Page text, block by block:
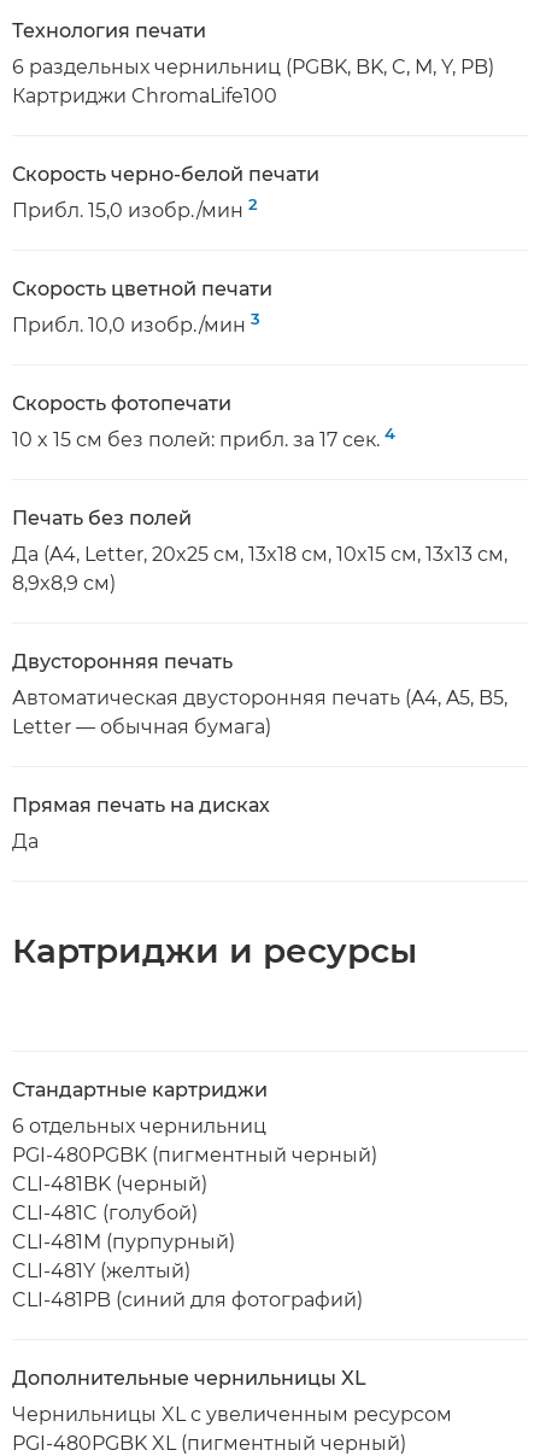
Технология печати
6 раздельных чернильниц (PGBK, BK, C, M, Y, PB)
Картриджи ChromaLife100
Скорость черно-белой печати
Прибл. 15,0 изобр./мин 2
Скорость цветной печати
Прибл. 10,0 изобр./мин 3
Скорость фотопечати
10 x 15 см без полей: прибл. за 17 сек. 4
Печать без полей
Да (A4, Letter, 20x25 см, 13x18 см, 10x15 см, 13x13 см,
8,9x8,9 см)
Двусторонняя печать
Автоматическая двусторонняя печать (A4, A5, B5,
Letter — обычная бумага)
Прямая печать на дисках
Да
Картриджи и ресурсы
Стандартные картриджи
6 отдельных чернильниц
PGI-480PGBK (пигментный черный)
CLI-481BK (черный)
CLI-481C (голубой)
CLI-481M (пурпурный)
CLI-481Y (желтый)
CLI-481PB (синий для фотографий)
Дополнительные чернильницы XL
Чернильницы XL с увеличенным ресурсом
PGI-480PGBK XL (пигментный черный)